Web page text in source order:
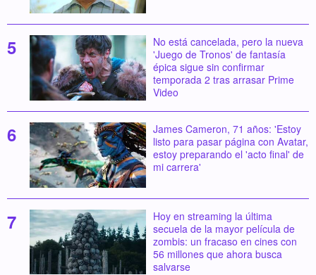
No está cancelada, pero la nueva
'Juego de Tronos' de fantasía
épica sigue sin confirmar
temporada 2 tras arrasar Prime
Video
James Cameron, 71 años: 'Estoy
listo para pasar página con Avatar,
estoy preparando el 'acto final' de
mi carrera'
Hoy en streaming la última
secuela de la mayor película de
zombis: un fracaso en cines con
56 millones que ahora busca
salvarse